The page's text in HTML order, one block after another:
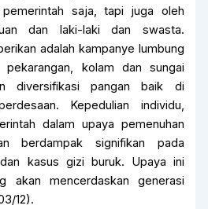
saja, tapi juga oleh
dan laki-laki dan swasta.
adalah kampanye lumbung
pekarangan, kolam dan sungai
diversifikasi pangan baik di
Kepedulian individu,
dalam upaya pemenuhan
berdampak signifikan pada
kasus gizi buruk. Upaya ini
akan mencerdaskan generasi
12).